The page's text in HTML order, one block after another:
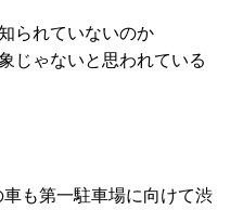
られていないのか
じゃないと思われている
も第一駐車場に向けて渋